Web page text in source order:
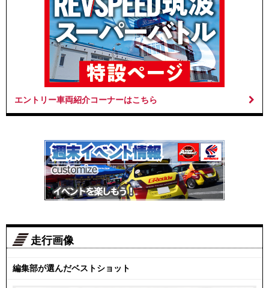
エントリー車両紹介コーナーはこちら
走行画像
編集部が選んだベストショット